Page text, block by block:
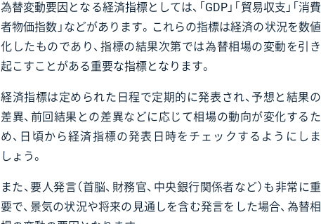
為替変動要因となる経済指標としては、「GDP」「貿易収支」「消費
者物価指数」などがあります。これらの指標は経済の状況を数値
化したものであり、指標の結果次第では為替相場の変動を引き
起こすことがある重要な指標となります。
経済指標は定められた日程で定期的に発表され、予想と結果の
差異、前回結果との差異などに応じて相場の動向が変化するた
め、日頃から経済指標の発表日時をチェックするようにしま
しょう。
また、要人発言（首脳、財務官、中央銀行関係者など）も非常に重
要で、景気の状況や将来の見通しを含む発言をした場合、為替相